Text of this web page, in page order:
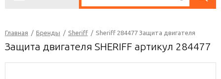
Главная / Бренды / Sheriff / Sheriff 284477 Защита двигателя
Защита двигателя SHERIFF артикул 284477